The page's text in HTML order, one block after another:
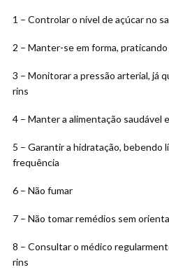
1 – Controlar o nível de açúcar no
2 – Manter-se em forma,
3 – Monitorar a pressão arterial, já
rins
4 – Manter a alimentação saudável
5 – Garantir a hidratação, bebendo
frequência
6 – Não fumar
7 – Não tomar remédios sem
8 – Consultar o médico
rins